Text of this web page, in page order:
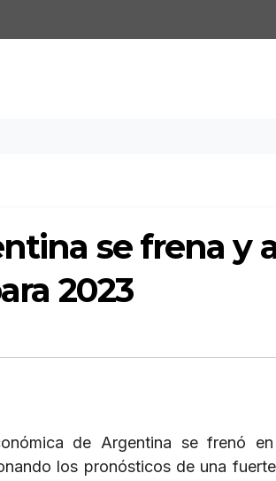
se frena y
2023
de Argentina se frenó en
los pronósticos de una